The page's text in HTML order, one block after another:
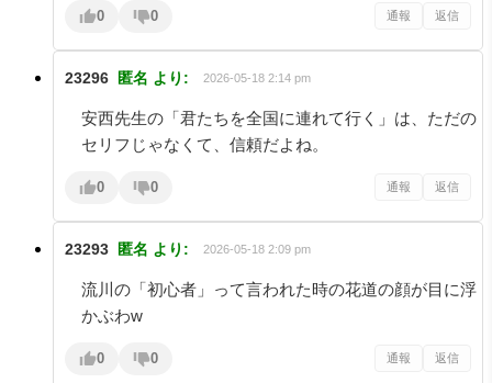
0 0 通報 返信
23296 匿名 より: 2026-05-18 2:14 pm
安西先生の「君たちを全国に連れて行く」は、ただの
セリフじゃなくて、信頼だよね。
0 0 通報 返信
23293 匿名 より: 2026-05-18 2:09 pm
流川の「初心者」って言われた時の花道の顔が目に浮
かぶわw
0 0 通報 返信